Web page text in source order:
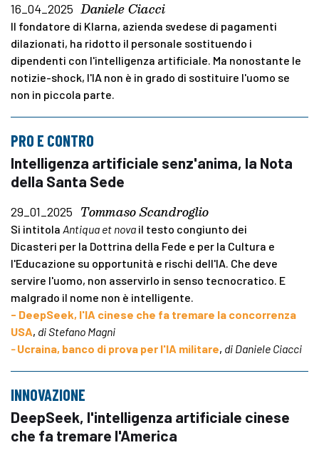
16_04_2025 Daniele Ciacci
Il fondatore di Klarna, azienda svedese di pagamenti
dilazionati, ha ridotto il personale sostituendo i
dipendenti con l'intelligenza artificiale. Ma nonostante le
notizie-shock, l'IA non è in grado di sostituire l'uomo se
non in piccola parte.
PRO E CONTRO
Intelligenza artificiale senz'anima, la Nota
della Santa Sede
29_01_2025 Tommaso Scandroglio
Si intitola Antiqua et nova il testo congiunto dei
Dicasteri per la Dottrina della Fede e per la Cultura e
l'Educazione su opportunità e rischi dell'IA. Che deve
servire l'uomo, non asservirlo in senso tecnocratico. E
malgrado il nome non è intelligente.
- DeepSeek, l'IA cinese che fa tremare la concorrenza
USA, di Stefano Magni
-Ucraina, banco di prova per l'IA militare, di Daniele Ciacci
INNOVAZIONE
DeepSeek, l'intelligenza artificiale cinese
che fa tremare l'America